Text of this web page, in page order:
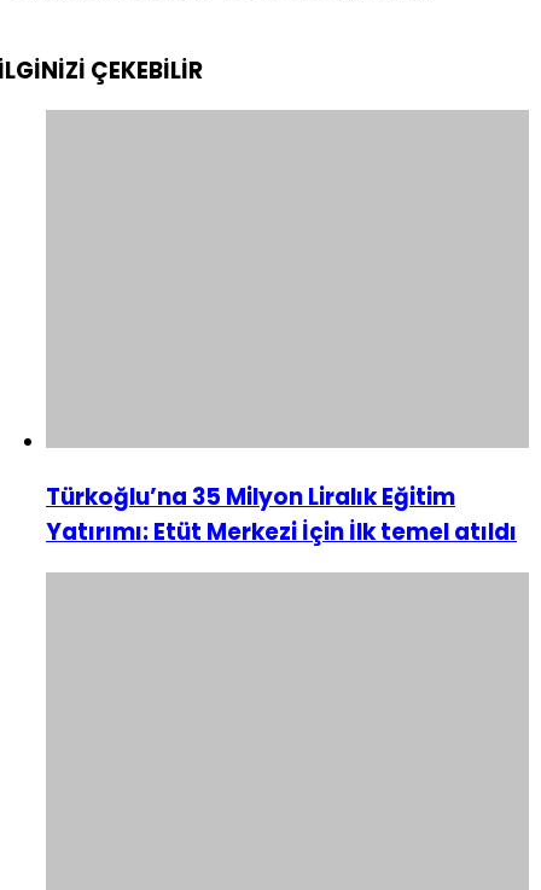
ÇEKEBİLİR
Türkoğlu’na 35 Milyon Liralık Eğitim
Yatırımı: Etüt Merkezi İçin İlk temel atıldı